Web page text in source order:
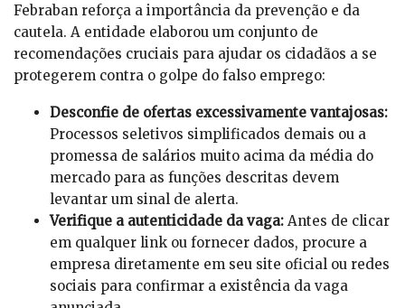
Febraban reforça a importância da prevenção e da
cautela. A entidade elaborou um conjunto de
recomendações cruciais para ajudar os cidadãos a se
protegerem contra o golpe do falso emprego:
Desconfie de ofertas excessivamente vantajosas:
Processos seletivos simplificados demais ou a
promessa de salários muito acima da média do
mercado para as funções descritas devem
levantar um sinal de alerta.
Verifique a autenticidade da vaga: Antes de clicar
em qualquer link ou fornecer dados, procure a
empresa diretamente em seu site oficial ou redes
sociais para confirmar a existência da vaga